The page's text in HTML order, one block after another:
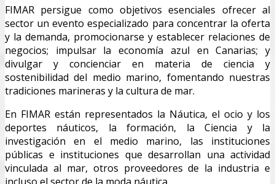
FIMAR persigue como objetivos esenciales ofrecer al
sector un evento especializado para concentrar la oferta
y la demanda, promocionarse y establecer relaciones de
negocios; impulsar la economía azul en Canarias; y
divulgar y concienciar en materia de ciencia y
sostenibilidad del medio marino, fomentando nuestras
tradiciones marineras y la cultura de mar.
En FIMAR están representados la Náutica, el ocio y los
deportes náuticos, la formación, la Ciencia y la
investigación en el medio marino, las instituciones
públicas e instituciones que desarrollan una actividad
vinculada al mar, otros proveedores de la industria e